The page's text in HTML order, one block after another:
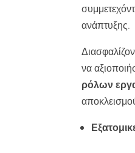
ανάπτυξης.
να
ρόλων